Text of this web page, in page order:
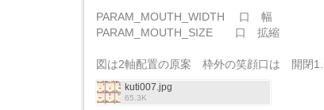
PARAM_MOUTH_WIDTH 口 幅 -1
PARAM_MOUTH_SIZE 口 拡縮 -1
図は2軸配置の原案 枠外の笑顔口は 開閉
kuti007.jpg
65.3K